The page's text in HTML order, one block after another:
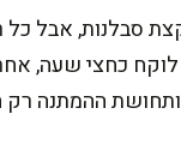
סבלנות, אבל
כחצי שעה,
ההמתנה